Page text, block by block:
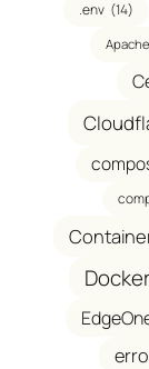
.env (14)
Apache
Docker